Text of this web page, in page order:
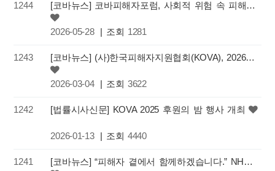
1244 [코바뉴스] 코바피해자포럼, 사회적 위험 속 피해자 보호, 공공의 책임과 제도적 연계 방안 모색을 위한 학술…
2026-05-28 | 조회 1281
1243 [코바뉴스] (사)한국피해자지원협회(KOVA), 2026 정기총회 및 신년하례식 성료
2026-03-04 | 조회 3622
1242 [법률시사신문] KOVA 2025 후원의 밤 행사 개최
2026-01-13 | 조회 4440
1241 [코바뉴스] “피해자 곁에서 함께하겠습니다.” NH농협금융지주, 피해자와 피해자가족을 위한 연대와 상생의 나…